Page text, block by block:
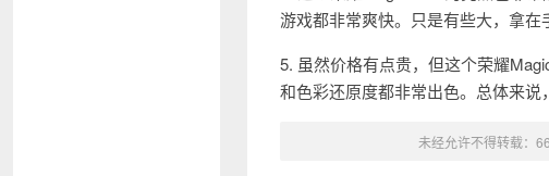
游戏都非常爽快。只是有些大，拿在
5. 虽然价格有点贵，但这个荣耀
和色彩还原度都非常出色。总体来说
未经允许不得转载：